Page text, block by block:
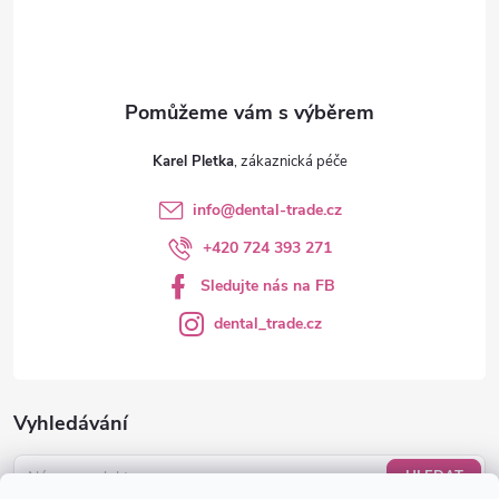
Vyhledávání
HLEDAT
Karel Pletka
info@dental-trade.cz
+420 724 393 271
Sledujte nás na FB
dental_trade.cz